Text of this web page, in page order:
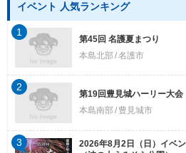
イベント 人気ランキング
第45回 名護夏まつり
本島北部 名護市
1
第19回豊見城ハーリー大会
本島南部
豊見城市
2
2026年8月2日（日）イベ
3